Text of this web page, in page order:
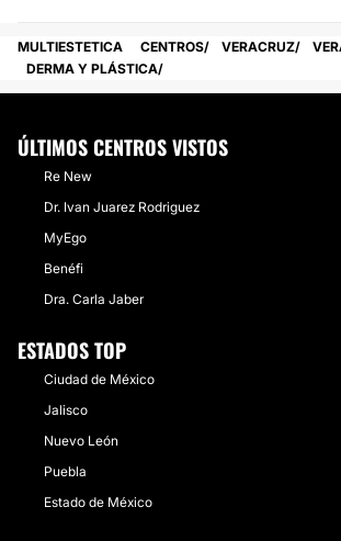
MULTIESTETICA CENTROS VERACRUZ
DERMA Y PLÁSTICA
ÚLTIMOS CENTROS VISTOS
Re New
Dr. Ivan Juarez Rodriguez
MyEgo
Benéfi
Dra. Carla Jaber
ESTADOS TOP
Ciudad de México
Jalisco
Nuevo León
Puebla
Estado de México